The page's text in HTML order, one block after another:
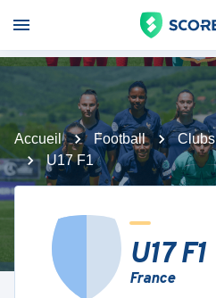
Accueil Football Clubs
U17 F1
U17 F1
France